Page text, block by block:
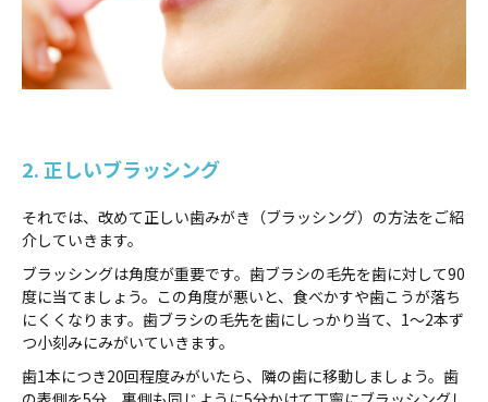
2. 正しいブラッシング
それでは、改めて正しい歯みがき（ブラッシング）の方法をご紹
介していきます。
ブラッシングは角度が重要です。歯ブラシの毛先を歯に対して90
度に当てましょう。この角度が悪いと、食べかすや歯こうが落ち
にくくなります。歯ブラシの毛先を歯にしっかり当て、1〜2本ず
つ小刻みにみがいていきます。
歯1本につき20回程度みがいたら、隣の歯に移動しましょう。歯